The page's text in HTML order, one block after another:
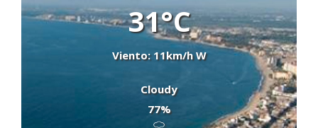
31°C
Viento: 11km/h W
Cloudy
77%